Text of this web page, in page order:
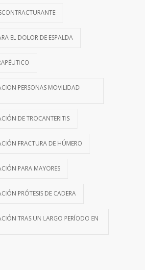
EL DOLOR DE ESPALDA
PERSONAS MOVILIDAD
DE TROCANTERITIS
FRACTURA DE HÚMERO
PARA MAYORES
PRÓTESIS DE CADERA
TRAS UN LARGO PERÍODO EN